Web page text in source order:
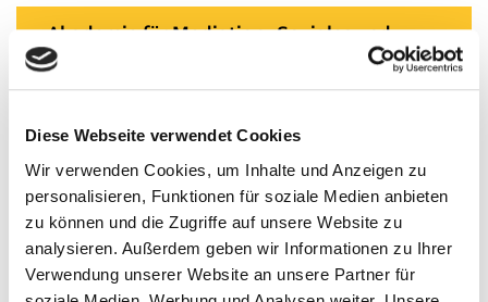
Diese Webseite verwendet Cookies
Wir verwenden Cookies, um Inhalte und Anzeigen zu
personalisieren, Funktionen für soziale Medien anbieten
zu können und die Zugriffe auf unsere Website zu
analysieren. Außerdem geben wir Informationen zu Ihrer
Verwendung unserer Website an unsere Partner für
Akademie für Mediation, Soziales und
Recht
Management, Persönlichkeitsentwicklung
Beschreibung:
Wir sind auf Konfliktmanagement, Mediation &
Kommunikation spezialisiert. Seit 2004 wurden
über 1.000 Mediatoren ausgebildet. Forschung &
Beratung im Bereich Konfliktmanagement runden
das Profil ab.